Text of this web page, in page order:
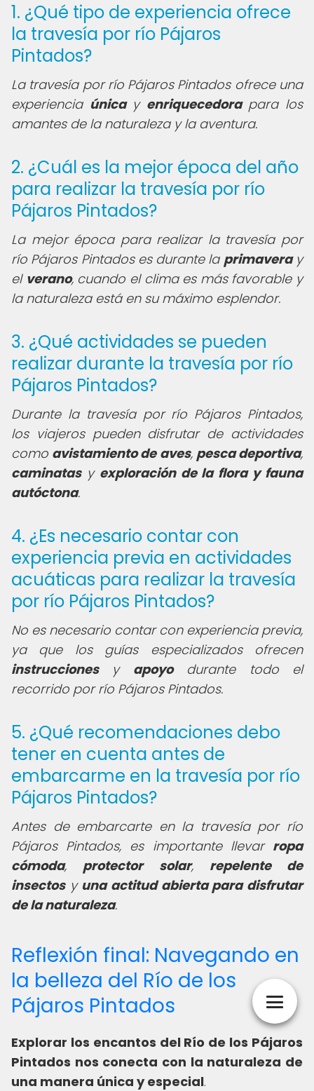
1. ¿Qué tipo de experiencia ofrece
la travesía por río Pájaros
Pintados?
La travesía por río Pájaros Pintados ofrece una
experiencia únicay enriquecedorapara los
amantes de la naturaleza y la aventura.
2. ¿Cuál es la mejor época del año
para realizar la travesía por río
Pájaros Pintados?
La mejor época para realizar la travesía por
río Pájaros Pintados es durante la primaveray
el verano, cuando el clima es más favorable y
la naturaleza está en su máximo esplendor.
3. ¿Qué actividades se pueden
realizar durante la travesía por río
Pájaros Pintados?
Durante la travesía por río Pájaros Pintados,
los viajeros pueden disfrutar de actividades
como avistamiento de aves, pesca deportiva,
caminatasy exploración de la flora y fauna
autóctona.
4. ¿Es necesario contar con
experiencia previa en actividades
acuáticas para realizar la travesía
por río Pájaros Pintados?
No es necesario contar con experiencia previa,
ya que los guías especializados ofrecen
instruccionesy apoyodurante todo el
recorrido por río Pájaros Pintados.
5. ¿Qué recomendaciones debo
tener en cuenta antes de
embarcarme en la travesía por río
Pájaros Pintados?
Antes de embarcarte en la travesía por río
Pájaros Pintados, es importante llevar ropa
cómoda, protector solar, repelente de
insectosy una actitud abierta para disfrutar
de la naturaleza.
Reflexión final: Navegando en
la belleza del Río de los
Pájaros Pintados
Explorar los encantos del Río de los Pájaros
Pintados nos conecta con la naturaleza de
una manera única y especial.